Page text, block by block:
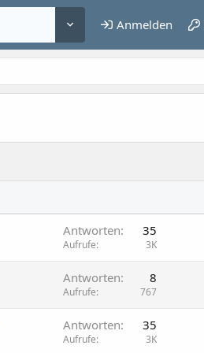
Anmelden
Antworten 35
Aufrufe 3K
Antworten 8
Aufrufe 767
Antworten 35
Aufrufe 3K